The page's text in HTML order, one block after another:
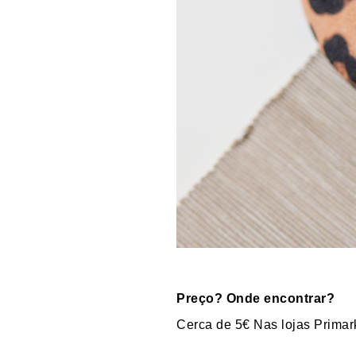
Preço? Onde encontrar?
Cerca de 5€ Nas lojas